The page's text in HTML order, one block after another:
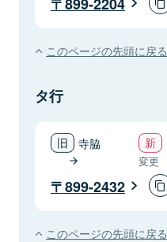
このページの先頭に戻る
タ行
寺脇
変更
899-2432
このページの先頭に戻る